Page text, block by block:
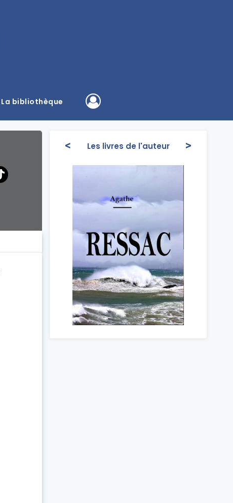
La bibliothèque
< Les livres de l'auteur >